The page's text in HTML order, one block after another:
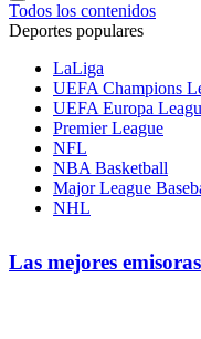
Todos los contenidos
Deportes populares
LaLiga
UEFA Champions
UEFA Europa
Premier League
NFL
NBA Basketball
Major League
NHL
Las mejores emisoras